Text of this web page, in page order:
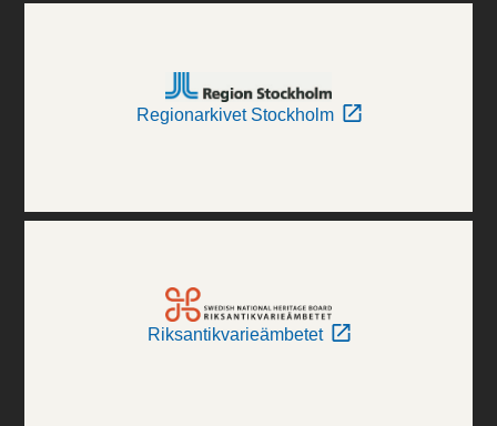
Regionarkivet Stockholm
Riksantikvarieämbetet